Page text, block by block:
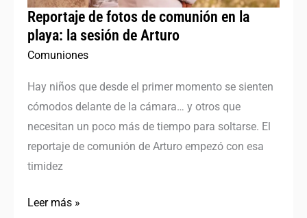
Reportaje de fotos de comunión en la
playa: la sesión de Arturo
Comuniones
Hay niños que desde el primer momento se sienten
cómodos delante de la cámara… y otros que
necesitan un poco más de tiempo para soltarse. El
reportaje de comunión de Arturo empezó con esa
timidez
la
sesión
de
Leer más »